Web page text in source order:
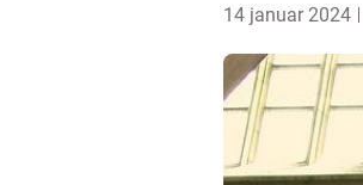
14 januar 2024